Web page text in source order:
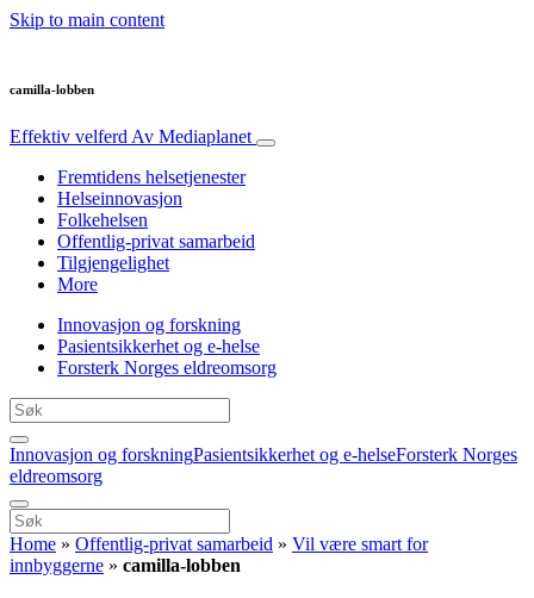
Skip to main content
camilla-lobben
Effektiv velferd Av Mediaplanet
Fremtidens helsetjenester
Helseinnovasjon
Folkehelsen
Offentlig-privat samarbeid
Tilgjengelighet
More
Innovasjon og forskning
Pasientsikkerhet og e-helse
Forsterk Norges eldreomsorg
Innovasjon og forskningPasientsikkerhet og e-helseForsterk Norges
eldreomsorg
Home » Offentlig-privat samarbeid » Vil være smart for
innbyggerne » camilla-lobben